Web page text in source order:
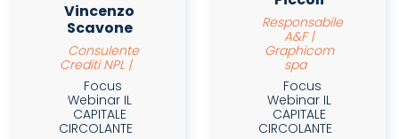
Vincenzo
Scavone
Consulente
Crediti NPL |
Focus
Webinar IL
CAPITALE
CIRCOLANTE
Responsabile
A&F |
Graphicom
spa
Focus
Webinar IL
CAPITALE
CIRCOLANTE